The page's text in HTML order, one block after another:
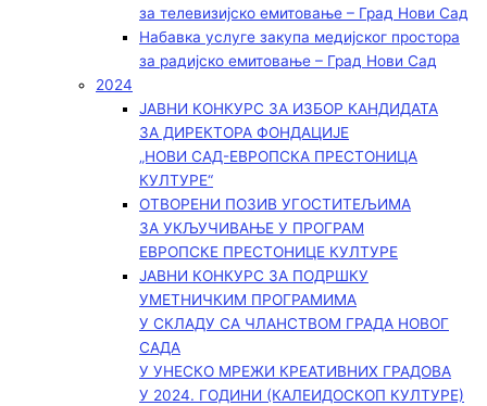
за телевизијско емитовање – Град Нови Сад
Набавка услуге закупа медијског простора
за радијско емитовање – Град Нови Сад
2024
ЈАВНИ КОНКУРС ЗА ИЗБОР КАНДИДАТА
ЗА ДИРЕКТОРА ФОНДАЦИЈЕ
„НОВИ САД-ЕВРОПСКА ПРЕСТОНИЦА
КУЛТУРЕ“
ОТВОРЕНИ ПОЗИВ УГОСТИТЕЉИМА
ЗА УКЉУЧИВАЊЕ У ПРОГРАМ
ЕВРОПСКЕ ПРЕСТОНИЦЕ КУЛТУРЕ
ЈАВНИ КОНКУРС ЗА ПОДРШКУ
УМЕТНИЧКИМ ПРОГРАМИМА
У СКЛАДУ СА ЧЛАНСТВОМ ГРАДА НОВОГ
САДА
У УНЕСКО МРЕЖИ КРЕАТИВНИХ ГРАДОВА
У 2024. ГОДИНИ (КАЛЕИДОСКОП КУЛТУРЕ)